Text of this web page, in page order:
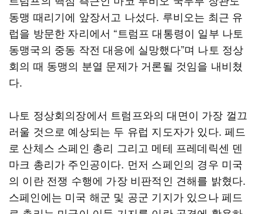
동맹 때리기에 앞장서고 나섰다. 루비오는 최근 유
럽을 방문한 자리에서 “트럼프 대통령이 일부 나토
동맹국의 중동 작전 대응에 실망했다”며 나토 정상
회의 때 동맹의 분열 문제가 거론될 것임을 내비쳤
다.
나토 정상회의장에서 트럼프와의 대면이 가장 껄끄
러울 것으로 예상되는 두 유럽 지도자가 있다. 페드
로 산체스 스페인 총리 그리고 메테 프레데릭센 덴
마크 총리가 주인공이다. 먼저 스페인의 경우 미국
의 이란 전쟁 수행에 가장 비판적인 견해를 밝혔다.
스페인에는 미국 해군 및 공군 기지가 있으나 페드